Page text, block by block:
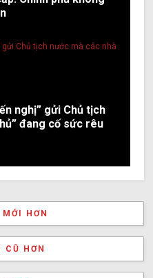
nghị” gửi Chủ tịch
đang cố sức rêu
HƠN
CŨ HƠN